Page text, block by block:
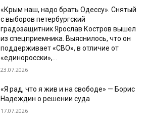
«Крым наш, надо брать Одессу». Снятый
с выборов петербургский
градозащитник Ярослав Костров вышел
из спецприемника. Выяснилось, что он
поддерживает «СВО», в отличие от
«единоросски»,...
23.07.2026
«Я рад, что я жив и на свободе» — Борис
Надеждин о решении суда
17.07.2026